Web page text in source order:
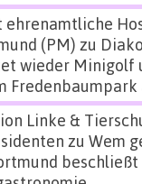
ehrenamtliche
(PM) zu
wieder Minigolf
Fredenbaumpark
Linke &
zu Wem